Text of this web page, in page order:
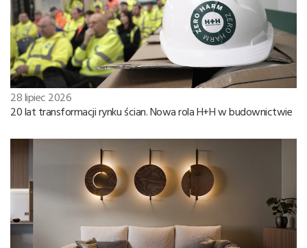
28 lipiec 2026
20 lat transformacji rynku ścian. Nowa rola H+H w budownictwie